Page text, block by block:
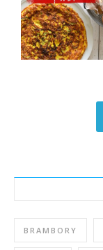
BRAMBORY